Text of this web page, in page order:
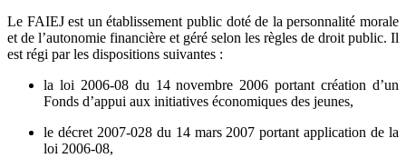
Le FAIEJ est un établissement public doté de la personnalité morale
et de l’autonomie financière et géré selon les règles de droit public. Il
est régi par les dispositions suivantes :
la loi 2006-08 du 14 novembre 2006 portant création d’un
Fonds d’appui aux initiatives économiques des jeunes,
le décret 2007-028 du 14 mars 2007 portant application de la
loi 2006-08,